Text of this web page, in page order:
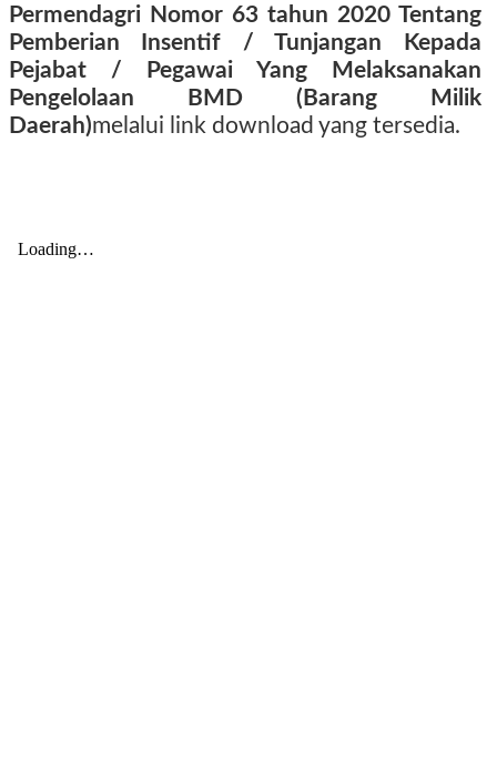
Permendagri Nomor 63 tahun 2020 Tentang
Pemberian Insentif / Tunjangan Kepada
Pejabat / Pegawai Yang Melaksanakan
Pengelolaan BMD (Barang Milik
Daerah)melalui link download yang tersedia.